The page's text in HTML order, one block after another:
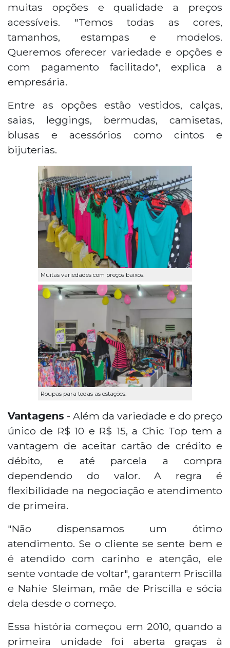
muitas opções e qualidade a preços
acessíveis. "Temos todas as cores,
tamanhos, estampas e modelos.
Queremos oferecer variedade e opções e
com pagamento facilitado", explica a
empresária.
Entre as opções estão vestidos, calças,
saias, leggings, bermudas, camisetas,
blusas e acessórios como cintos e
bijuterias.
Muitas variedades com preços baixos.
Roupas para todas as estações.
Vantagens - Além da variedade e do preço
único de R$ 10 e R$ 15, a Chic Top tem a
vantagem de aceitar cartão de crédito e
débito, e até parcela a compra
dependendo do valor. A regra é
flexibilidade na negociação e atendimento
de primeira.
"Não dispensamos um ótimo
atendimento. Se o cliente se sente bem e
é atendido com carinho e atenção, ele
sente vontade de voltar", garantem Priscilla
e Nahie Sleiman, mãe de Priscilla e sócia
dela desde o começo.
Essa história começou em 2010, quando a
primeira unidade foi aberta graças à